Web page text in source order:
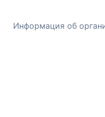
Информация об